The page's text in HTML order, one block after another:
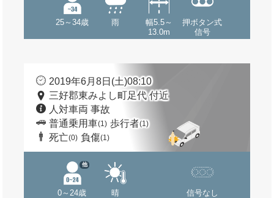
25～34歳 雨
幅5.5～
13.0m
押ボタン式
信号
2019年6月8日(土)08:10
三好郡東みよし町足代 付近
人対車両 事故
普通乗用車(1) 歩行者(1)
死亡(0) 負傷(1)
0～24歳
他
晴 信号なし